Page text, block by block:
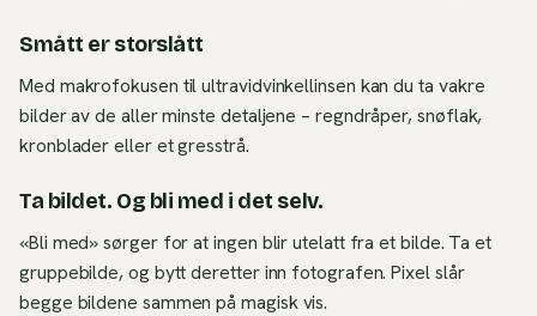
Smått er storslått
Med makrofokusen til ultravidvinkellinsen kan du ta vakre
bilder av de aller minste detaljene – regndråper, snøflak,
kronblader eller et gresstrå.
Ta bildet. Og bli med i det selv.
«Bli med» sørger for at ingen blir utelatt fra et bilde. Ta et
gruppebilde, og bytt deretter inn fotografen. Pixel slår
begge bildene sammen på magisk vis.